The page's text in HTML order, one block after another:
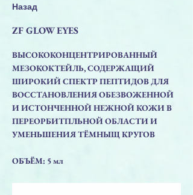
Назад
ZF GLOW EYES
ВЫСОКОКОНЦЕНТРИРОВАННЫЙ
МЕЗОКОКТЕЙЛЬ, СОДЕРЖАЩИЙ
ШИРОКИЙ СПЕКТР ПЕПТИДОВ ДЛЯ
ВОССТАНОВЛЕНИЯ ОБЕЗВОЖЕННОЙ
И ИСТОНЧЕННОЙ НЕЖНОЙ КОЖИ В
ПЕРЕОРБИТПЛЬНОЙ ОБЛАСТИ И
УМЕНЬШЕНИЯ ТЁМНЫЩ КРУГОВ
ОБЪЁМ: 5 мл